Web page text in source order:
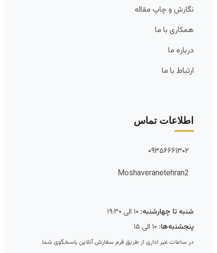
نگارش و چاپ مقاله
همکاری با ما
درباره ما
ارتباط با ما
اطلاعات تماس
۰۹۳۵۶۶۶۱۳۰۲
Moshaveranetehran2
شنبه تا چهارشنبه:
پنجشنبه‌ها:
در ساعات غیر اداری از طریق فرم سفارش آنلاین پاسخگوی شما